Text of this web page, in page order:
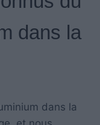
dans la
dans la